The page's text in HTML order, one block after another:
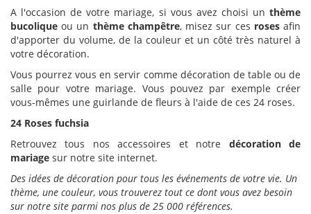
A l'occasion de votre mariage, si vous avez choisi un thème
bucolique ou un thème champêtre, misez sur ces rosesafin
d'apporter du volume, de la couleur et un côté très naturel à
votre décoration.
Vous pourrez vous en servir comme décoration de table ou de
salle pour votre mariage. Vous pouvez par exemple créer
vous-mêmes une guirlande de fleurs à l'aide de ces 24 roses.
24 Roses fuchsia
Retrouvez tous nos accessoires et notre décoration de
mariage sur notre site internet.
Des idées de décoration pour tous les événements de votre vie. Un
thème, une couleur, vous trouverez tout ce dont vous avez besoin
sur notre site parmi nos plus de 25 000 références.